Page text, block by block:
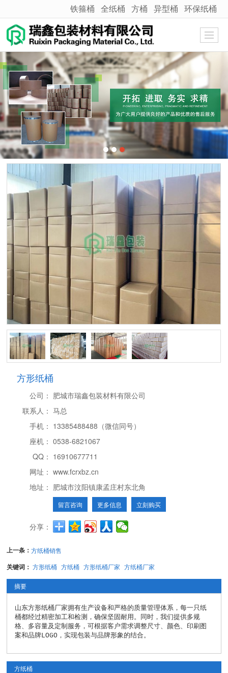
很遗憾，因您的浏览器版本过低导致无法获得最佳浏览体验，推荐下载安装谷歌浏览器！
铁箍桶 全纸桶 方桶 异型桶 环保纸桶
方形纸桶
公司： 肥城市瑞鑫包装材料有限公司
联系人： 马总
手机： 13385488488（微信同号）
座机： 0538-6821067
QQ： 16910677711
网址： www.fcrxbz.cn
地址： 肥城市汶阳镇康孟庄村东北角
留言咨询 更多信息 立刻购买
分享：
上一条：方纸桶销售
关键词：方形纸桶 方纸桶 方形纸桶厂家 方纸桶厂家
摘要
山东方形纸桶厂家拥有生产设备和严格的质量管理体系，每一只纸
桶都经过精密加工和检测，确保坚固耐用。同时，我们提供多规
格、多容量及定制服务，可根据客户需求调整尺寸、颜色、印刷图
案和品牌LOGO，实现包装与品牌形象的结合。
方纸桶